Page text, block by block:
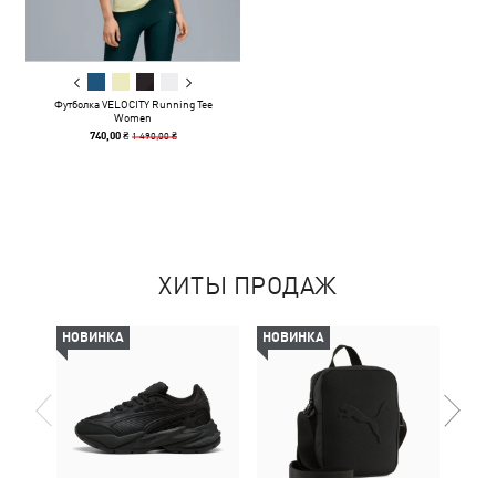
Футболка VELOCITY Running Tee
Women
740,00 ₴ 1 490,00 ₴
ХИТЫ ПРОДАЖ
НОВИНКА НОВИНКА